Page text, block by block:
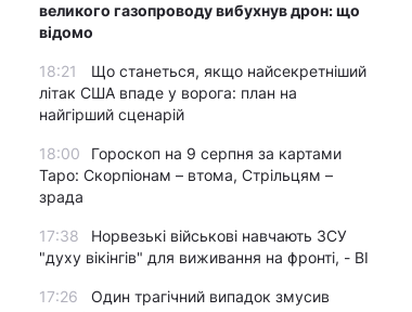
великого газопроводу вибухнув дрон: що
відомо
18:21
Що станеться, якщо найсекретніший
літак США впаде у ворога: план на
найгірший сценарій
18:00
Гороскоп на 9 серпня за картами
Таро: Скорпіонам – втома, Стрільцям –
зрада
17:38
Норвезькі військові навчають ЗСУ
"духу вікінгів" для виживання на фронті, - BI
17:26
Один трагічний випадок змусив